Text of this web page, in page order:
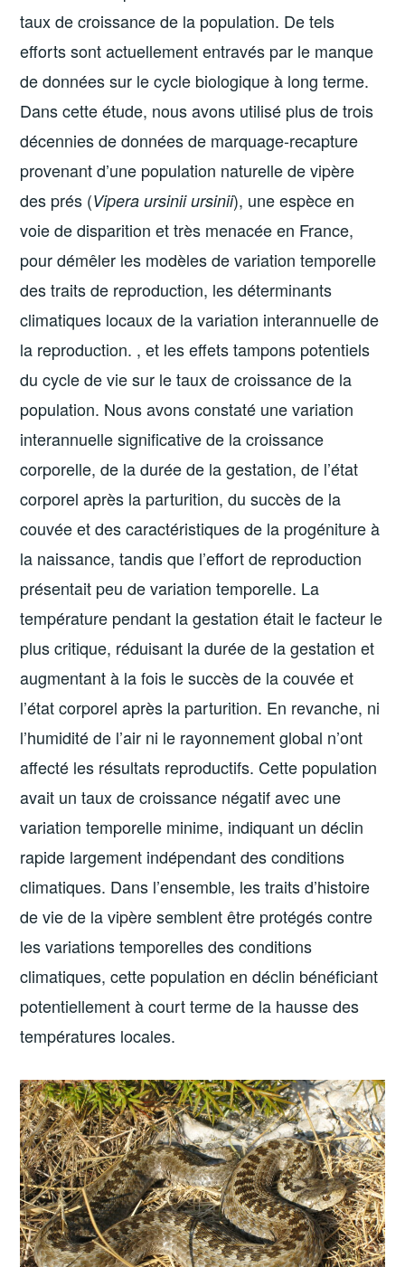
taux de croissance de la population. De tels
efforts sont actuellement entravés par le manque
de données sur le cycle biologique à long terme.
Dans cette étude, nous avons utilisé plus de trois
décennies de données de marquage-recapture
provenant d’une population naturelle de vipère
des prés (Vipera ursinii ursinii), une espèce en
voie de disparition et très menacée en France,
pour démêler les modèles de variation temporelle
des traits de reproduction, les déterminants
climatiques locaux de la variation interannuelle de
la reproduction. , et les effets tampons potentiels
du cycle de vie sur le taux de croissance de la
population. Nous avons constaté une variation
interannuelle significative de la croissance
corporelle, de la durée de la gestation, de l’état
corporel après la parturition, du succès de la
couvée et des caractéristiques de la progéniture à
la naissance, tandis que l’effort de reproduction
présentait peu de variation temporelle. La
température pendant la gestation était le facteur le
plus critique, réduisant la durée de la gestation et
augmentant à la fois le succès de la couvée et
l’état corporel après la parturition. En revanche, ni
l’humidité de l’air ni le rayonnement global n’ont
affecté les résultats reproductifs. Cette population
avait un taux de croissance négatif avec une
variation temporelle minime, indiquant un déclin
rapide largement indépendant des conditions
climatiques. Dans l’ensemble, les traits d’histoire
de vie de la vipère semblent être protégés contre
les variations temporelles des conditions
climatiques, cette population en déclin bénéficiant
potentiellement à court terme de la hausse des
températures locales.